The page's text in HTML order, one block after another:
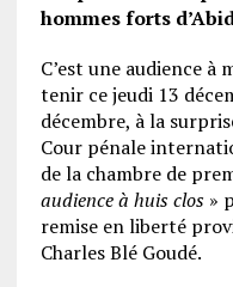
hommes forts
C’est une audience
tenir ce jeudi 13
décembre, à la
Cour pénale
de la chambre de
audience à huis clos»
remise en liberté
Charles Blé Goudé.